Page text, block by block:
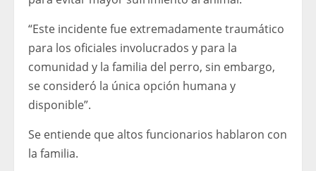
“Este incidente fue extremadamente traumático
para los oficiales involucrados y para la
comunidad y la familia del perro, sin embargo,
se consideró la única opción humana y
disponible”.
Se entiende que altos funcionarios hablaron con
la familia.